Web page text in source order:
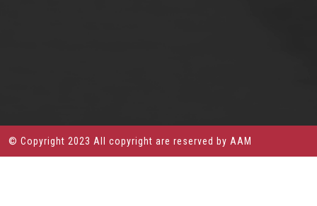
© Copyright 2023 All copyright are reserved by AAM